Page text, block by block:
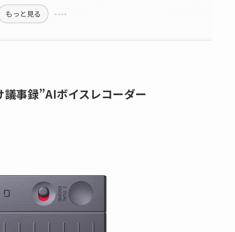
もっと見る
事録”AIボイスレコーダー